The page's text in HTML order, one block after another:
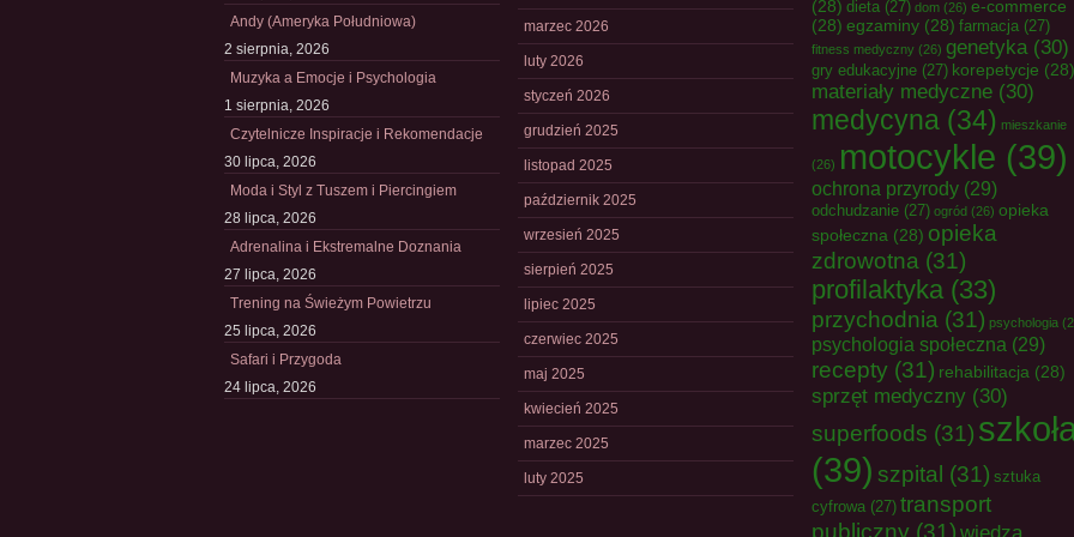
Andy (Ameryka Południowa)
2 sierpnia, 2026
Muzyka a Emocje i Psychologia
1 sierpnia, 2026
Czytelnicze Inspiracje i Rekomendacje
30 lipca, 2026
Moda i Styl z Tuszem i Piercingiem
28 lipca, 2026
Adrenalina i Ekstremalne Doznania
27 lipca, 2026
Trening na Świeżym Powietrzu
25 lipca, 2026
Safari i Przygoda
24 lipca, 2026
marzec 2026
luty 2026
styczeń 2026
grudzień 2025
listopad 2025
październik 2025
wrzesień 2025
sierpień 2025
lipiec 2025
czerwiec 2025
maj 2025
kwiecień 2025
marzec 2025
luty 2025
(28) dieta (27) dom (26) e-commerce
(28) egzaminy (28) farmacja (27)
fitness medyczny (26) genetyka(30)
gry edukacyjne (27) korepetycje (28)
materiały medyczne (30)
medycyna (34) mieszkanie
(26) motocykle (39)
ochrona przyrody (29)
odchudzanie (27) ogród (26) opieka
społeczna (28) opieka
zdrowotna (31)
profilaktyka (33)
przychodnia (31) psychologia
psychologia społeczna (29)
recepty (31) rehabilitacja (28)
sprzęt medyczny (30)
superfoods (31)
(39) szpital (31) sztuka
cyfrowa (27) transport
publiczny (31) wiedza